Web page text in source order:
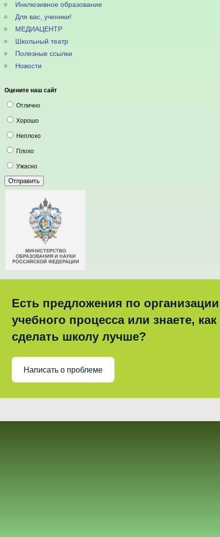
Инклюзивное образование
Для вас, ученики!
МЕДИАЦЕНТР
Школьный театр
Полезные ссылки
Новости
Оцените наш сайт
Отлично
Хорошо
Неплохо
Плохо
Ужасно
Есть предложения по организации
учебного процесса или знаете, как
сделать школу лучше?
Написать о проблеме